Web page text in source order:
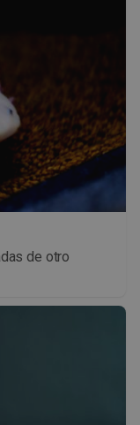
de otro